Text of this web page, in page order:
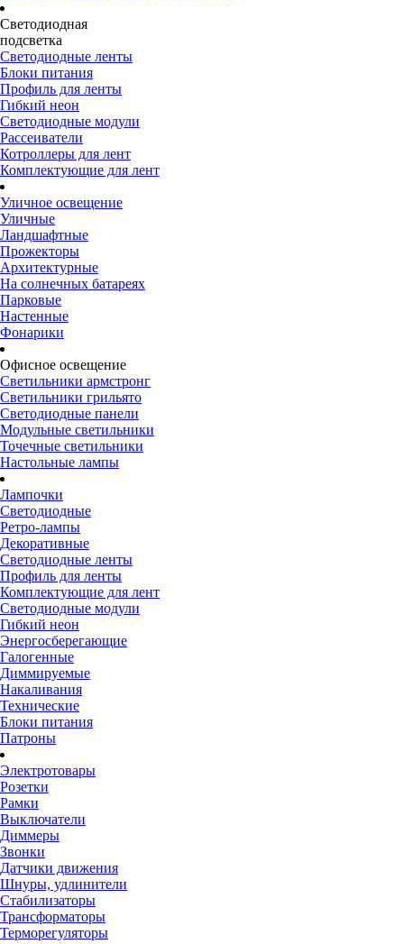
Светодиодная
подсветка
Светодиодные ленты
Блоки питания
Профиль для ленты
Гибкий неон
Светодиодные модули
Рассеиватели
Котроллеры для лент
Комплектующие для лент
Уличное освещение
Уличные
Ландшафтные
Прожекторы
Архитектурные
На солнечных батареях
Парковые
Настенные
Фонарики
Офисное освещение
Светильники армстронг
Светильники грильято
Светодиодные панели
Модульные светильники
Точечные светильники
Настольные лампы
Лампочки
Светодиодные
Ретро-лампы
Декоративные
Светодиодные ленты
Профиль для ленты
Комплектующие для лент
Светодиодные модули
Гибкий неон
Энергосберегающие
Галогенные
Диммируемые
Накаливания
Технические
Блоки питания
Патроны
Электротовары
Розетки
Рамки
Выключатели
Диммеры
Звонки
Датчики движения
Шнуры, удлинители
Стабилизаторы
Трансформаторы
Терморегуляторы